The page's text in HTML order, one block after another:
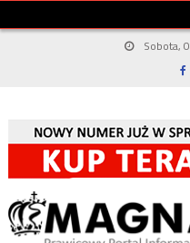
Sobota,